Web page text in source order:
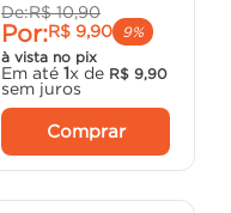
De:R$ 10,90
Por:R$ 9,90
9%
à vista no pix
Em até 1x de R$ 9,90
sem juros
Comprar